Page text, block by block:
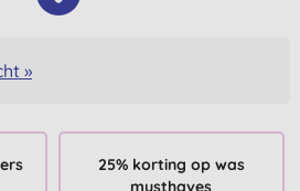
»
25% korting op was
musthaves